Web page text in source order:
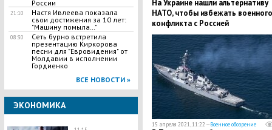
России
21:10
Настя Ивлеева показала
свои достижения за 10 лет:
"Машину помыла…"
08:30
Сеть бурно встретила
презентацию Киркорова
песни для "Евровидения" от
Молдавии в исполнении
Гордиенко
ВСЕ НОВОСТИ »
ЭКОНОМИКА
​На Украине нашли альтернативу
НАТО, чтобы избежать военного
конфликта с Россией
15 апреля 2021, 11:22 —Военное обозрение